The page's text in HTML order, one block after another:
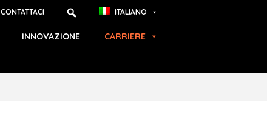
CONTATTACI ITALIANO
INNOVAZIONE CARRIERE